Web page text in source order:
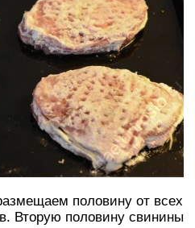
половину от всех
Вторую половину свинины